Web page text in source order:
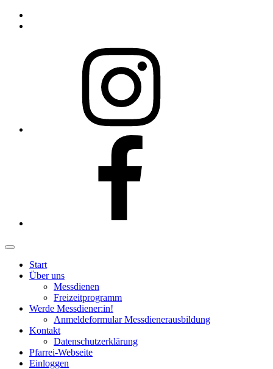
Start
Über uns
Messdienen
Freizeitprogramm
Werde Messdiener:in!
Anmeldeformular Messdienerausbildung
Kontakt
Datenschutzerklärung
Pfarrei-Webseite
Einloggen